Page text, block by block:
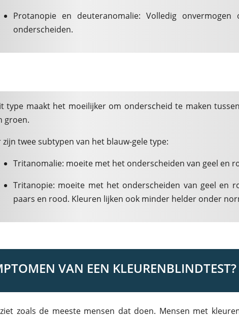
Protanopie en deuteranomalie: Volledig
onderscheiden.
type maakt het moeilijker om onderscheid te maken
groen.
zijn twee subtypen van het blauw-gele type:
Tritanomalie: moeite met het onderscheiden van geel en
Tritanopie: moeite met het onderscheiden van geel en
paars en rood. Kleuren lijken ook minder helder onder
VAN EEN KLEURENBLINDTEST?
zoals de meeste mensen dat doen. Mensen met